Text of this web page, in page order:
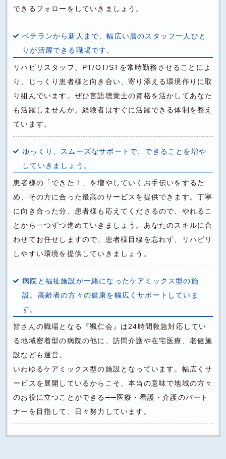
できるフォローをしていきましょう。
ベテランから新人まで、幅広い層のスタッフ一人ひと
りが活躍できる職場です。
リハビリスタッフ、PT/OT/STを常時勤務させることによ
り、じっくり患者様と向き合い、寄り添える環境作りに取
り組んでいます。ぜひ言語聴覚士の資格を活かしてあなた
も活躍しませんか。経験者はすぐに活躍できる体制を整え
ています。
ゆっくり、スムーズなサポートで、できることを増や
していきましょう。
患者様の「できた！」を増やしていくお手伝いをするた
め、その方に合った最高のサービスを提供できます。丁寧
に向き合った分、患者様も応えてくださるので、やれるこ
とから一つずつ進めていきましょう。あなたのスキルに合
わせてお任せしますので、患者様目線を忘れず、リハビリ
しやすい環境を提供していきましょう。
病院と福祉施設が一緒になったケアミックス型の施
設。高齢者の方々の健康を幅広くサポートしていま
す。
皆さんの職場となる『颯仁会』は24時間救急対応してい
る地域密着型の病院の他に、訪問介護や在宅医療、老健施
設なども運営。
いわゆるケアミックス型の施設となっています。幅広くサ
ービスを展開しているからこそ、本当の意味で地域の方々
のお役に立つことができる──医療・看護・介護のパート
ナーを目指して、日々努力しています。